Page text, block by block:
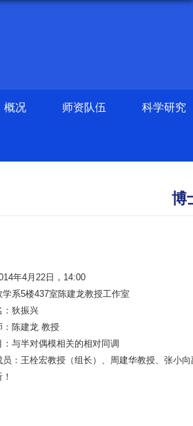
概况 师资队伍 科学研究
博
年4月22日，14:00
学系5楼437室陈建龙教授工作室
：狄振兴
：陈建龙 教授
：与半对偶模相关的相对同调
员：王栓宏教授（组长）、周建华教授、张小